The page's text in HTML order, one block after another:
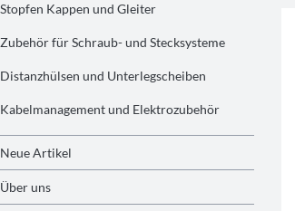
Stopfen Kappen und Gleiter
Zubehör für Schraub- und Stecksysteme
Distanzhülsen und Unterlegscheiben
Kabelmanagement und Elektrozubehör
Neue Artikel
Über uns